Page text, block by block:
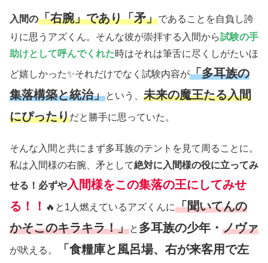
入間の「右腕」であり「矛」であることを自負し誇
りに思うアズくん。そんな彼が崇拝する入間から試験の手
助けとして呼んでくれた時はそれは筆舌に尽くしがたいほ
ど嬉しかった✨それだけでなく試験内容が「多耳族の
集落構築と統治」という、 未来の魔王たる入間
にぴったりだと勝手に思っていた。
そんな入間と共にまず多耳族のテントを見て周ることに。
私は入間様の右腕、矛として絶対に入間様の役に立ってみ
せる！必ずや入間様をこの集落の王にしてみせ
る！！
🔥と1人燃えているアズくんに「聞いてんの
かそこのキラキラ！」と 多耳族の少年・ ノヴァ
が吠える。
「食糧庫と風呂場、右が来客用で左